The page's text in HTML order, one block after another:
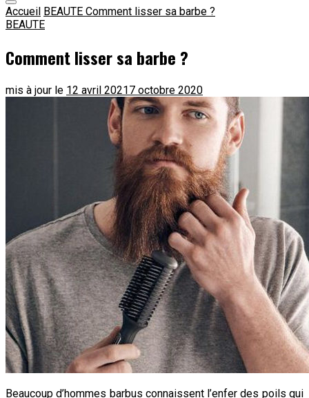
Accueil BEAUTE Comment lisser sa barbe ?
BEAUTE
Comment lisser sa barbe ?
mis à jour le 12 avril 20217 octobre 2020
Beaucoup d’hommes barbus connaissent l’enfer des poils qui